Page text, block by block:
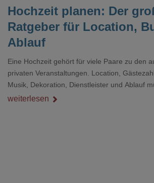
Hochzeit planen: Der
Ratgeber für Location,
Ablauf
Eine Hochzeit gehört für viele Paare zu den
privaten Veranstaltungen. Location,
Musik, Dekoration, Dienstleister und Ablauf
zusammenpassen, damit der Tag gut
weiterlesen